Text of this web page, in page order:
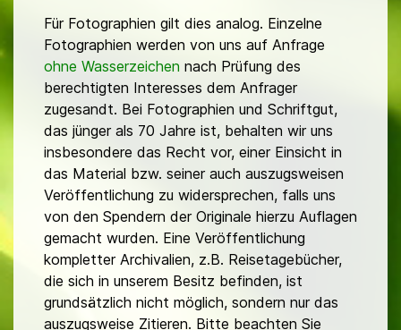
Für Fotographien gilt dies analog. Einzelne
Fotographien werden von uns auf Anfrage
ohne Wasserzeichen nach Prüfung des
berechtigten Interesses dem Anfrager
zugesandt. Bei Fotographien und Schriftgut,
das jünger als 70 Jahre ist, behalten wir uns
insbesondere das Recht vor, einer Einsicht in
das Material bzw. seiner auch auszugsweisen
Veröffentlichung zu widersprechen, falls uns
von den Spendern der Originale hierzu Auflagen
gemacht wurden. Eine Veröffentlichung
kompletter Archivalien, z.B. Reisetagebücher,
die sich in unserem Besitz befinden, ist
grundsätzlich nicht möglich, sondern nur das
auszugsweise Zitieren. Bitte beachten Sie